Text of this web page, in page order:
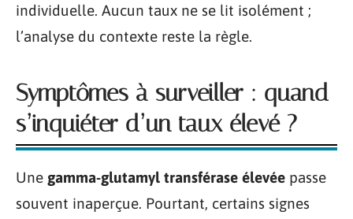
individuelle. Aucun taux ne se lit isolément ;
l’analyse du contexte reste la règle.
Symptômes à surveiller : quand
s’inquiéter d’un taux élevé ?
Une gamma-glutamyl transférase élevée passe
souvent inaperçue. Pourtant, certains signes